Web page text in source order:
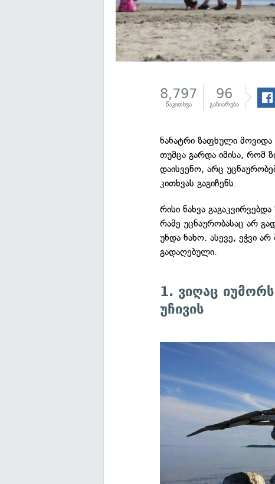
8,797
წაკითხვა
96
გაზიარება
ნანატრი ზაფხული
თუმცა გარდა იმისა, რომ
დაისვენო, არც
კითხვას გაგიჩენს.
რისი ნახვა
რამე უცნაურობასაც არ
უნდა ნახო. ასევე, ეჭვი
გადაღებული.
1. ვიღაც
უჩივის